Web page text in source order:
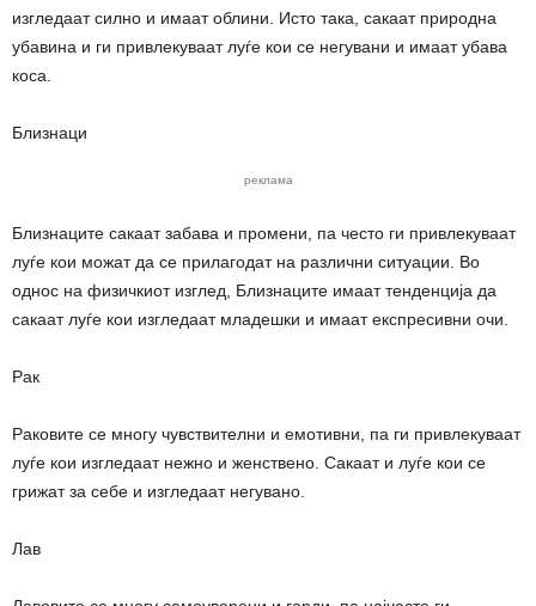
изгледаат силно и имаат облини. Исто така, сакаат природна
убавина и ги привлекуваат луѓе кои се негувани и имаат убава
коса.
Близнаци
реклама
Близнаците сакаат забава и промени, па често ги привлекуваат
луѓе кои можат да се прилагодат на различни ситуации. Во
однос на физичкиот изглед, Близнаците имаат тенденција да
сакаат луѓе кои изгледаат младешки и имаат експресивни очи.
Рак
Раковите се многу чувствителни и емотивни, па ги привлекуваат
луѓе кои изгледаат нежно и женствено. Сакаат и луѓе кои се
грижат за себе и изгледаат негувано.
Лав